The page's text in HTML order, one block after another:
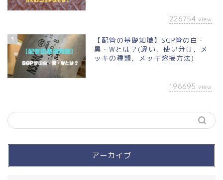
226754 view
5
【配管の基礎知識】SGP管の白・
黒・Wとは？(違い，使い分け，メ
ッキの種類，メッキ溶接方法)
196695 view
アーカイブ